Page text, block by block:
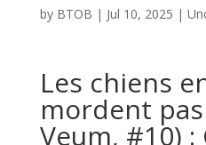
by BTOB | Jul 10, 2025 |
Les chiens
mordent
Veum, #10)